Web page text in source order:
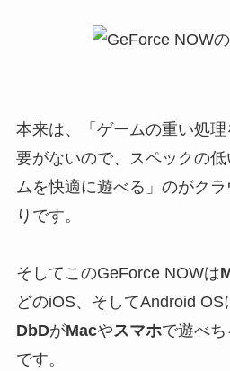
本来は、「 ゲームの重い処
要がないので、スペックの
ムを快適に遊べる 」のがク
りです。
そして このGeForce NOWは
どのiOS、そしてAndroid OS
DbDがMacやスマホで遊べち
です。